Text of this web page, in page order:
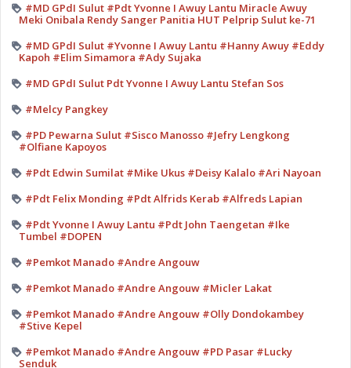
#MD GPdI Sulut #Pdt Yvonne I Awuy Lantu Miracle Awuy
Meki Onibala Rendy Sanger Panitia HUT Pelprip Sulut ke-71
#MD GPdI Sulut #Yvonne I Awuy Lantu #Hanny Awuy #Eddy
Kapoh #Elim Simamora #Ady Sujaka
#MD GPdI Sulut Pdt Yvonne I Awuy Lantu Stefan Sos
#Melcy Pangkey
#PD Pewarna Sulut #Sisco Manosso #Jefry Lengkong
#Olfiane Kapoyos
#Pdt Edwin Sumilat #Mike Ukus #Deisy Kalalo #Ari Nayoan
#Pdt Felix Monding #Pdt Alfrids Kerab #Alfreds Lapian
#Pdt Yvonne I Awuy Lantu #Pdt John Taengetan #Ike
Tumbel #DOPEN
#Pemkot Manado #Andre Angouw
#Pemkot Manado #Andre Angouw #Micler Lakat
#Pemkot Manado #Andre Angouw #Olly Dondokambey
#Stive Kepel
#Pemkot Manado #Andre Angouw #PD Pasar #Lucky
Senduk